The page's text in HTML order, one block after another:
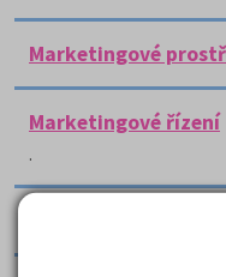
Marketingové
Marketingové řízení
.